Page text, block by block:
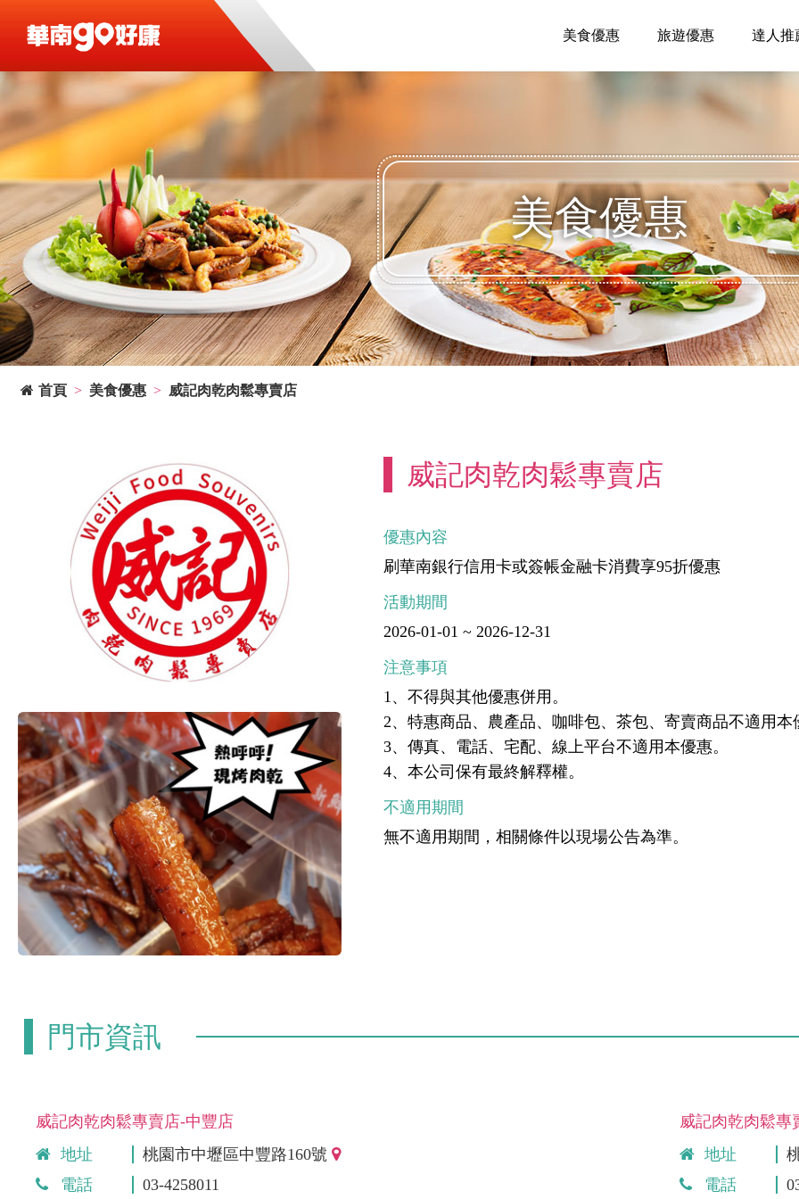
美食優惠 旅遊優惠 達人推
美食優惠
首頁 美食優惠 威記肉乾肉鬆專賣店
威記肉乾肉鬆專賣店
優惠內容
刷華南銀行信用卡或簽帳金融卡消費享95折優惠
活動期間
2026-01-01 ~ 2026-12-31
注意事項
1、不得與其他優惠併用。
2、特惠商品、農產品、咖啡包、茶包、寄賣商品不適用本
3、傳真、電話、宅配、線上平台不適用本優惠。
4、本公司保有最終解釋權。
不適用期間
無不適用期間，相關條件以現場公告為準。
門市資訊
威記肉乾肉鬆專賣店-中豐店
地址
桃園市中壢區中豐路160號
電話
03-4258011
威記肉乾肉鬆專
地址
電話